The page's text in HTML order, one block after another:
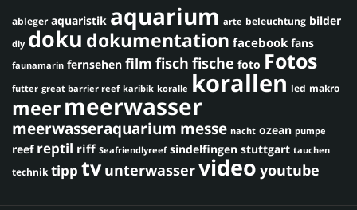
ableger aquaristik aquarium arte beleuchtung bilder
diy doku dokumentation facebook fans
faunamarin fernsehen film fisch fische foto Fotos
futter great barrier reef karibik koralle korallen led makro
meermeerwasser
meerwasseraquarium messe nacht ozean pumpe
reef reptil riff Seafriendlyreef sindelfingen stuttgart tauchen
technik tipp tv unterwasservideo youtube